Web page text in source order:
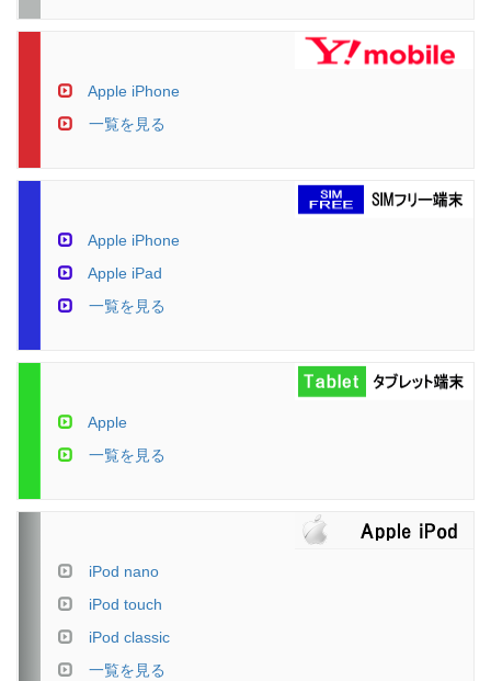
Apple iPhone
一覧を見る
Apple iPhone
Apple iPad
一覧を見る
Apple
一覧を見る
iPod nano
iPod touch
iPod classic
一覧を見る